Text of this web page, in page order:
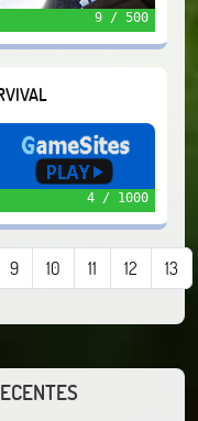
9 / 500
4 / 1000
9 10 11 12 13